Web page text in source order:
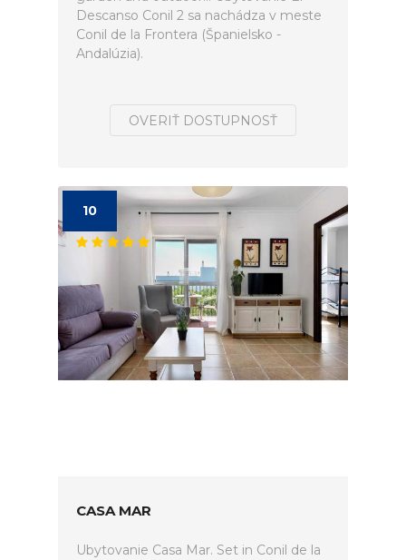
Descanso Conil 2 sa nachádza v meste
Conil de la Frontera (Španielsko -
Andalúzia).
OVERIŤ DOSTUPNOSŤ
10
CASA MAR
Ubytovanie Casa Mar. Set in Conil de la